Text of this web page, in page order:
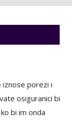
iznose porezi i
osiguranici bi
bi im onda